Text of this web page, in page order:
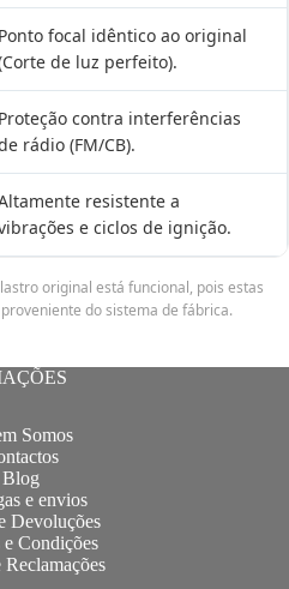
Ponto focal idêntico ao original
de luz perfeito).
Proteção contra interferências
rádio (FM/CB).
resistente a
e ciclos de ignição.
original está funcional, pois estas
do sistema de fábrica.
Somos
Blog
e envios
Devoluções
e Condições